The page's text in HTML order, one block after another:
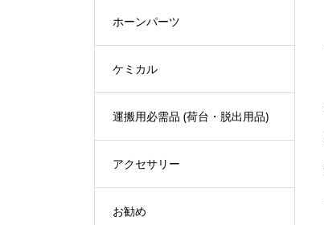
ホーンパーツ
ケミカル
運搬用必需品 (荷台・脱出用品)
アクセサリー
お勧め